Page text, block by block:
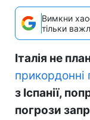
Вимкни
тільки
Італія не
прикордонні
з Іспанії,
погрози